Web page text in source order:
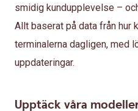
smidig kundupplevelse –
Allt baserat på data från hur
terminalerna dagligen, med
uppdateringar.
Upptäck våra